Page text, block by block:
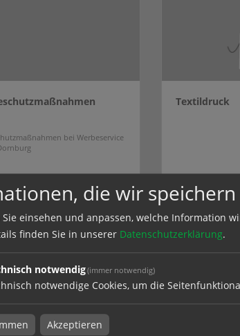
bei Werbeservice
Textildruck
& Schildersysteme
die wir speichern
einsehen und anpassen, welche Information
finden Sie in unserer Datenschutzerklärung.
notwendig(immer notwendig)
notwendige Cookies, um die
Akzeptieren